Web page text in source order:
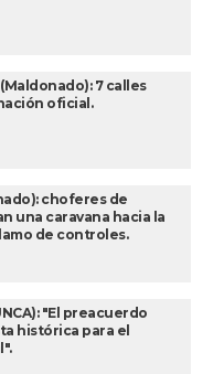
7 calles
oficial.
choferes de
una caravana hacia la
de controles.
"El preacuerdo
histórica para el